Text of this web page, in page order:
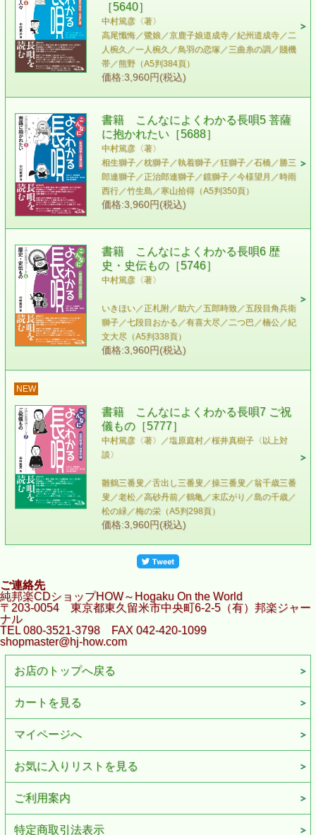
［5640］
中村篤彦〈著〉
高尾懺悔／鷺娘／京鹿子娘道成寺／紀州道成寺／二
人椀久／一人椀久／鳥羽の恋塚／三曲糸の調／賤機
帯／熊野（A5判384頁）
価格:3,960円(税込)
書籍 こんなによくわかる長唄5 菩薩
に抱かれたい［5688］
中村篤彦〈著〉
相生獅子／枕獅子／執着獅子／狂獅子／石橋／勝三
郎連獅子／正治郎連獅子／鏡獅子／今様望月／時雨
西行／竹生島／寒山拾得（A5判350頁）
価格:3,960円(税込)
書籍 こんなによくわかる長唄6 歴
史・史伝もの［5746］
中村篤彦〈著〉
いきほい／正札附／助六／五郎時致／五段目角兵衛
獅子／七段目おかる／有喜大尽／二つ巴／楠公／紀
文大尽（A5判338頁）
価格:3,960円(税込)
NEW
書籍 こんなによくわかる長唄7 ご祝
儀もの［5777］
中村篤彦〈著〉／塩原庭村／桜井真樹子〈以上対
談〉
雛鶴三番叟／舌出し三番叟／操三番叟／翁千歳三番
叟／老松／高砂丹前／鶴亀／末広がり／島の千歳／
松の緑／梅の栄（A5判298頁）
価格:3,960円(税込)
ご連絡先
純邦楽CDショップHOW～Hogaku On the World
〒203-0054 東京都東久留米市中央町6-2-5（有）邦楽ジャー
ナル
TEL 080-3521-3798 FAX 042-420-1099
shopmaster@hj-how.com
お店のトップへ戻る
カートを見る
マイページへ
お気に入りリストを見る
ご利用案内
特定商取引法表示